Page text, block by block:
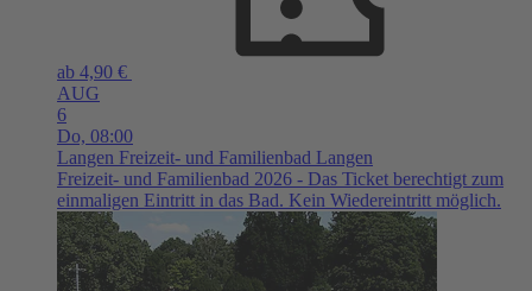
ab 4,90 €
AUG
6
Do, 08:00
Langen Freizeit- und Familienbad Langen
Freizeit- und Familienbad 2026 - Das Ticket berechtigt zum
einmaligen Eintritt in das Bad. Kein Wiedereintritt möglich.